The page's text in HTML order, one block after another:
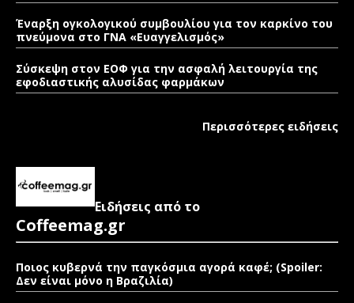
Έναρξη ογκολογικού συμβουλίου για τον καρκίνο του
πνεύμονα στο ΓΝΑ «Ευαγγελισμός»
Σύσκεψη στον ΕΟΦ για την ασφαλή λειτουργία της
εφοδιαστικής αλυσίδας φαρμάκων
Περισσότερες ειδήσεις
Ειδήσεις από το
Coffeemag.gr
Ποιος κυβερνά την παγκόσμια αγορά καφέ; (Spoiler:
Δεν είναι μόνο η Βραζιλία)